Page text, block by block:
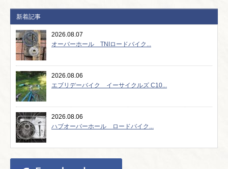
新着記事
2026.08.07
オーバーホール TNIロードバイク...
2026.08.06
エブリデーバイク イーサイクルズ C10...
2026.08.06
ハブオーバーホール ロードバイク...